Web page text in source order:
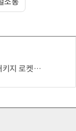
차 참가 기업 모집